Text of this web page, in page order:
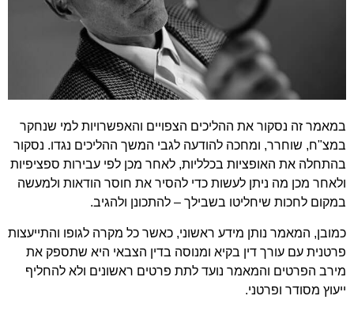
במאמר זה נסקור את ההליכים הצפויים והאפשרויות למי שנחקר
במצ"ח, שוחרר, ומחכה להודעה לגבי המשך ההליכים נגדו. נסקור
בהתחלה את האופציות בכלליות, לאחר מכן לפי עבירות ספציפיות
ולאחר מכן מה ניתן לעשות כדי להסיר את חוסר הודאות ולמעשה
במקום לחכות שיחליטו בשבילך – להתכונן ולהגיב.
כמובן, המאמר נותן מידע ראשוני, כאשר כל מקרה לגופו והתייעצות
פרטנית עם עורך דין בקיא ומנוסה בדין הצבאי היא שתספק את
מירב הפרטים והמאמר נועד לתת פרטים ראשונים ולא להחליף
ייעוץ מסודר ופרטני.